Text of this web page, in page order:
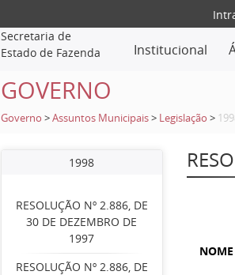
Secretaria de
Estado de Fazenda
Institucional
GOVERNO
Governo >Assuntos Municipais > Legislação >
1998
RESOLUÇÃO Nº 2.886, DE
30 DE DEZEMBRO DE
1997
RESOLUÇÃO Nº 2.886, DE